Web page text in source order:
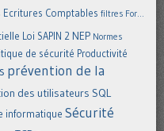
Ecritures Comptables filtres For...
Loi SAPIN 2 NEP Normes
de sécurité Productivité
prévention de la
des utilisateurs SQL
informatique Sécurité